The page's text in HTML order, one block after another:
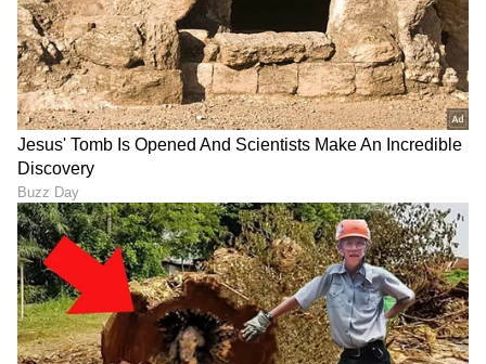
DOWNLOAD APP
RECOMMENDED STORIES